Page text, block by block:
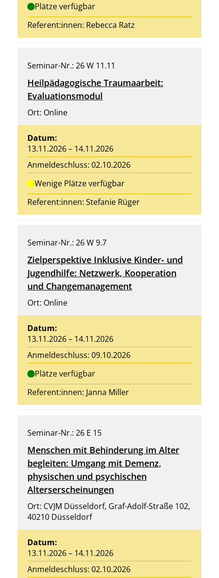
Plätze verfügbar
Referent:innen: Rebecca Ratz
Seminar-Nr.: 26 W 11.11
Heilpädagogische Traumaarbeit:
Evaluationsmodul
Ort: Online
Datum:
13.11.2026 – 14.11.2026
Anmeldeschluss: 02.10.2026
Wenige Plätze verfügbar
Referent:innen: Stefanie Rüger
Seminar-Nr.: 26 W 9.7
Zielperspektive Inklusive Kinder- und
Jugendhilfe: Netzwerk, Kooperation
und Changemanagement
Ort: Online
Datum:
13.11.2026 – 14.11.2026
Anmeldeschluss: 09.10.2026
Plätze verfügbar
Referent:innen: Janna Miller
Seminar-Nr.: 26 E 15
Menschen mit Behinderung im Alter
begleiten: Umgang mit Demenz,
physischen und psychischen
Alterserscheinungen
Ort: CVJM Düsseldorf, Graf-Adolf-Straße 102,
40210 Düsseldorf
Datum:
13.11.2026 – 14.11.2026
Anmeldeschluss: 02.10.2026